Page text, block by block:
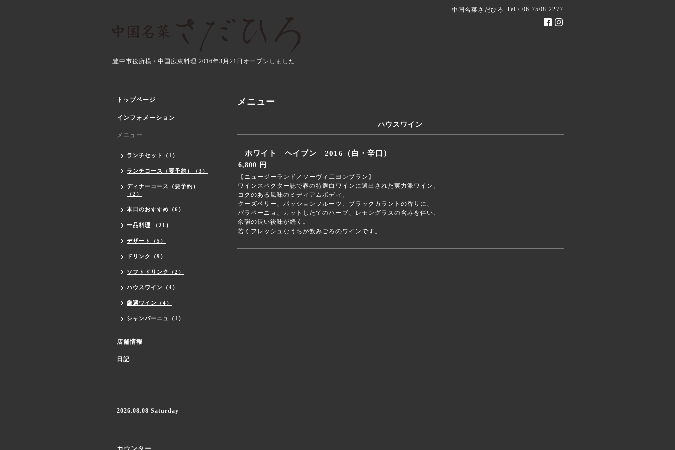
中国名菜さだひろ Tel / 06-7508-2277
豊中市役所横 / 中国広東料理 2016年3月21日オープンしました
メニュー
ハウスワイン
ホワイト ヘイブン 2016（白・辛口）
6,800 円
【ニュージーランド／ソーヴィ二ヨンブラン】
ワインスペクター誌で春の特選白ワインに選出された実力派ワイン。
コクのある風味のミディアムボディ。
クーズベリー、パッションフルーツ、ブラックカラントの香りに、
パラペーニョ、カットしたてのハーブ、レモングラスの含みを伴い、
余韻の長い後味が続く。
若くフレッシュなうちが飲みごろのワインです。
トップページ
インフォメーション
メニュー
ランチセット（1）
ランチコース（要予約）（3）
ディナーコース（要予約）
（2）
本日のおすすめ（6）
一品料理 （21）
デザート（5）
ドリンク（9）
ソフトドリンク（2）
ハウスワイン（4）
厳選ワイン（4）
シャンパーニュ（1）
店舗情報
日記
2026.08.08 Saturday